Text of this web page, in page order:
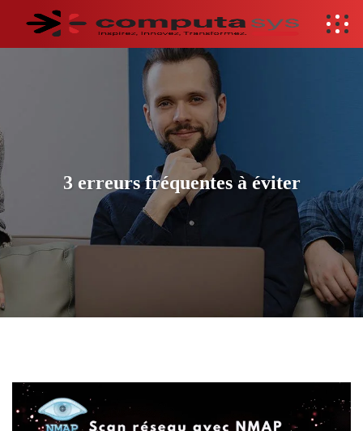
3 erreurs fréquentes à éviter